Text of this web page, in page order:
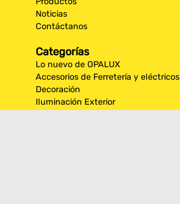
Noticias
Contáctanos
Categorías
Lo nuevo de OPALUX
Accesorios de Ferretería y eléctricos
Decoración
Iluminación Exterior